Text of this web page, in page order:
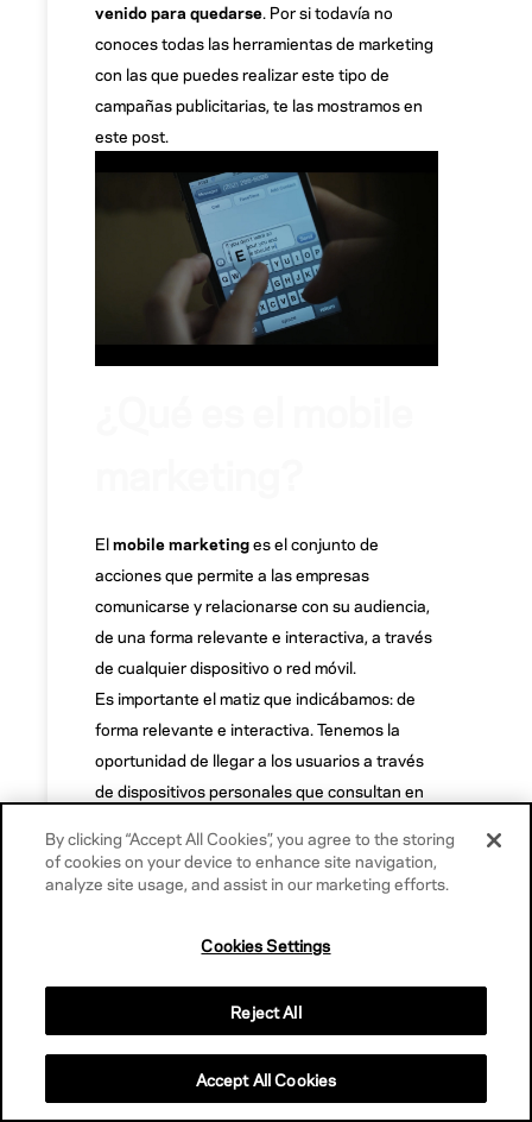
venido para quedarse. Por si todavía no
conoces todas las herramientas de marketing
con las que puedes realizar este tipo de
campañas publicitarias, te las mostramos en
este post.
Elmobile marketinges el conjunto de
acciones que permite a las empresas
comunicarse y relacionarse con su audiencia,
de una forma relevante e interactiva, a través
de cualquier dispositivo o red móvil.
Es importante el matiz que indicábamos: de
forma relevante e interactiva. Tenemos la
oportunidad de llegar a los usuarios a través
de dispositivos personales que consultan en
publicidad mobile deberá tratar de no ser
intrusiva y no molestar la experiencia de los
Pero, además, son muchas más las ventajas
respecto a otros canales, como el ahorro (el
impacto tiene un coste menor que en otros
soportes masivos), la segmentación y
personalización (por ejemplo, en campañas de
By clicking “Accept All Cookies”, you agree to the storing
of cookies on your device to enhance site navigation,
analyze site usage, and assist in our marketing efforts.
Cookies Settings
Reject All
Accept All Cookies